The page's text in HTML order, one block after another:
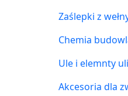
Zaślepki z
Chemia
Ule i elemnty uli
Akcesoria dla